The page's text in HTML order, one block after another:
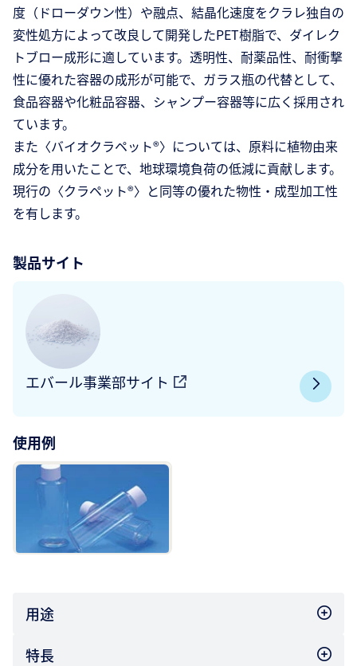
度（ドローダウン性）や融点、結晶化速度をクラレ独自の
変性処方によって改良して開発したPET樹脂で、ダイレク
トブロー成形に適しています。透明性、耐薬品性、耐衝撃
性に優れた容器の成形が可能で、ガラス瓶の代替として、
食品容器や化粧品容器、シャンプー容器等に広く採用され
ています。
また〈バイオクラペット®〉については、原料に植物由来
成分を用いたことで、地球環境負荷の低減に貢献します。
現行の〈クラペット®〉と同等の優れた物性・成型加工性
を有します。
製品サイト
エバール事業部サイト
使用例
用途
特長